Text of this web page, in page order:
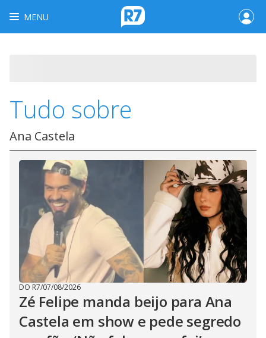
MENU
Tudo sobre
Ana Castela
DO R7/07/08/2026
Zé Felipe manda beijo para Ana
Castela em show e pede segredo